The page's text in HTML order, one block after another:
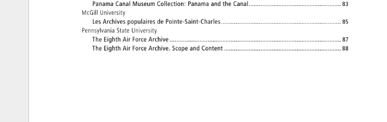
Panama Canal Museum Collection: Panama and the Canal 83
McGill University
Les Archives populaires de Pointe-Saint-Charles 85
Pennsylvania State University
The Eighth Air Force Archive 87
The Eighth Air Force Archive. Scope and Content 88